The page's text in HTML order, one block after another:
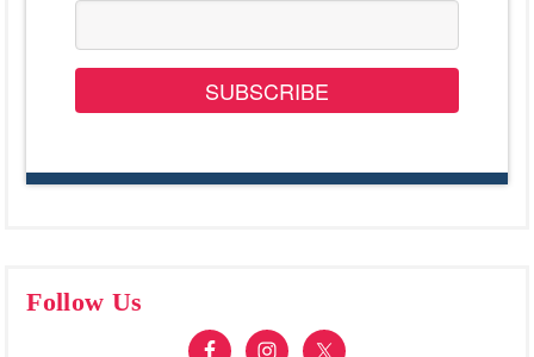
SUBSCRIBE
Follow Us